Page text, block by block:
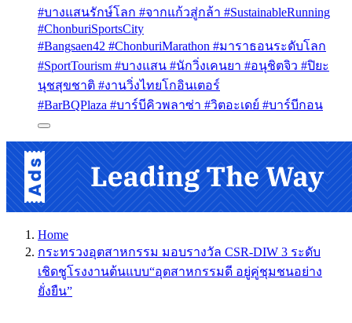
#บางแสนรักษ์โลก #จากแก้วสู่กล้า #SustainableRunning
#ChonburiSportsCity
#Bangsaen42 #ChonburiMarathon #มาราธอนระดับโลก
#SportTourism #บางแสน #นักวิ่งเคนยา #อนุชิตจิว #ปิยะ
นุชสุขชาติ #งานวิ่งไทยโกอินเตอร์
#BarBQPlaza #บาร์บีคิวพลาซ่า #วิตอะเดย์ #บาร์บีกอน
Home
กระทรวงอุตสาหกรรม มอบรางวัล CSR-DIW 3 ระดับ
เชิดชูโรงงานต้นแบบ“อุตสาหกรรมดี อยู่คู่ชุมชนอย่าง
ยั่งยืน”